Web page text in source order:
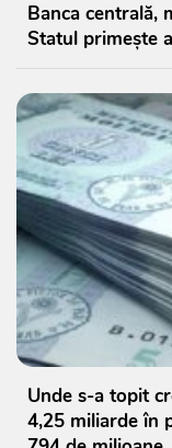
Banca centrală,
Statul primește
Unde s-a topit
4,25 miliarde în